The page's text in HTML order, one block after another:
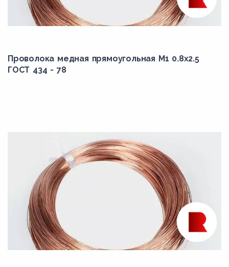
Проволока медная прямоугольная М1 0.8x2.5
ГОСТ 434 - 78